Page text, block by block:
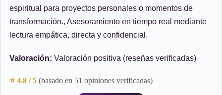
espiritual para proyectos personales o momentos de
transformación., Asesoramiento en tiempo real mediante
lectura empática, directa y confidencial.
Valoración: Valoración positiva (reseñas verificadas)
⭐ 4.8 / 5 (basado en 51 opiniones verificadas)